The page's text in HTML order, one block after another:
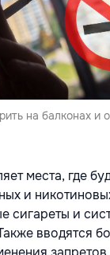
на балконах и
места, где
и
сигареты и
вводятся